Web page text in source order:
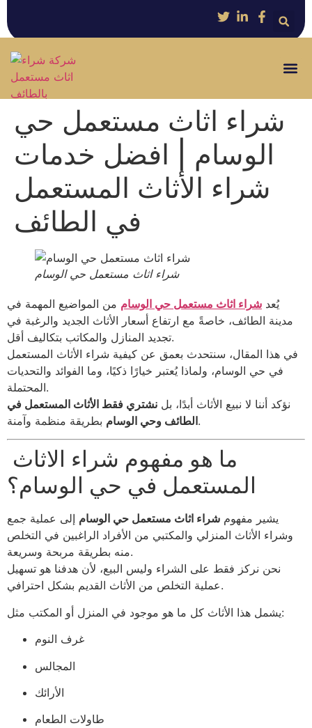
شراء اثاث مستعمل حي
الوسام | افضل خدمات
شراء الأثاث المستعمل
في الطائف
شراء اثاث مستعمل حي الوسام
يُعد شراء اثاث مستعمل حي الوسام من المواضيع المهمة في
مدينة الطائف، خاصةً مع ارتفاع أسعار الأثاث الجديد والرغبة في
تجديد المنازل والمكاتب بتكاليف أقل.
في هذا المقال، سنتحدث بعمق عن كيفية شراء الأثاث المستعمل
في حي الوسام، ولماذا يُعتبر خيارًا ذكيًا، وما الفوائد والتحديات
المحتملة.
نؤكد أننا لا نبيع الأثاث أبدًا، بل نشتري فقط الأثاث المستعمل في
الطائف وحي الوسامبطريقة منظمة وآمنة.
المستعمل في حي الوسام؟
يشير مفهوم شراء اثاث مستعمل حي الوسام إلى عملية جمع
وشراء الأثاث المنزلي والمكتبي من الأفراد الراغبين في التخلص
منه بطريقة مربحة وسريعة.
نحن نركز فقط على الشراء وليس البيع، لأن هدفنا هو تسهيل
عملية التخلص من الأثاث القديم بشكل احترافي.
يشمل هذا الأثاث كل ما هو موجود في المنزل أو المكتب مثل:
غرف النوم
المجالس
الأرائك
طاولات الطعام